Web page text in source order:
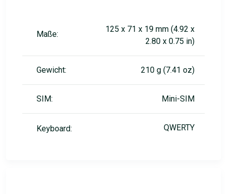
Maße:
125 x 71 x 19 mm (4.92 x
2.80 x 0.75 in)
Gewicht: 210 g (7.41 oz)
SIM: Mini-SIM
Keyboard: QWERTY